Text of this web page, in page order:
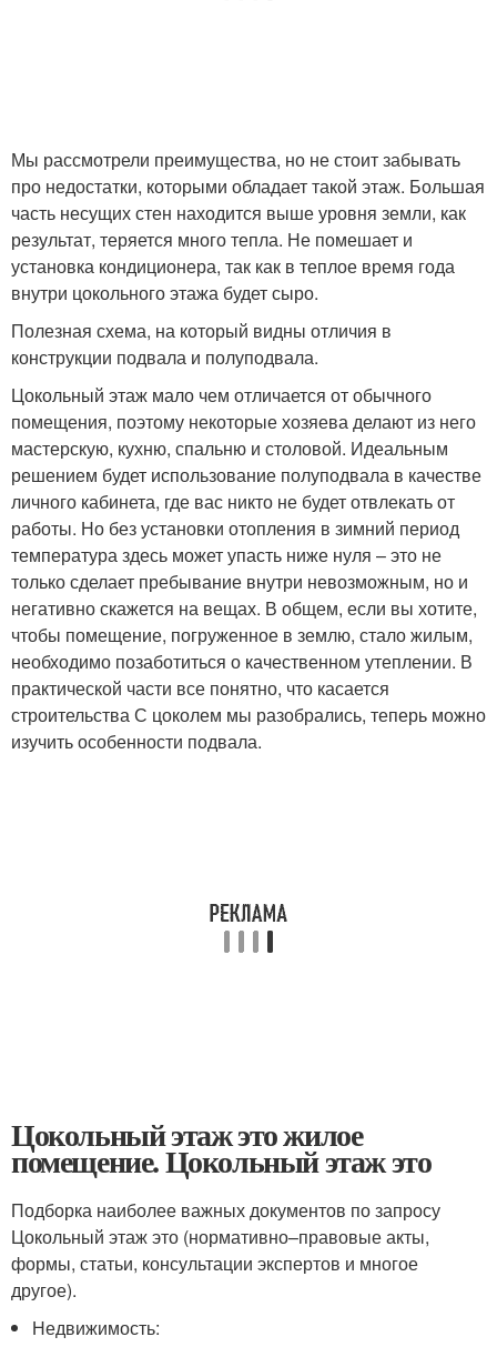
Мы рассмотрели преимущества, но не стоит забывать
про недостатки, которыми обладает такой этаж. Большая
часть несущих стен находится выше уровня земли, как
результат, теряется много тепла. Не помешает и
установка кондиционера, так как в теплое время года
внутри цокольного этажа будет сыро.
Полезная схема, на который видны отличия в
конструкции подвала и полуподвала.
Цокольный этаж мало чем отличается от обычного
помещения, поэтому некоторые хозяева делают из него
мастерскую, кухню, спальню и столовой. Идеальным
решением будет использование полуподвала в качестве
личного кабинета, где вас никто не будет отвлекать от
работы. Но без установки отопления в зимний период
температура здесь может упасть ниже нуля – это не
только сделает пребывание внутри невозможным, но и
негативно скажется на вещах. В общем, если вы хотите,
чтобы помещение, погруженное в землю, стало жилым,
необходимо позаботиться о качественном утеплении. В
практической части все понятно, что касается
строительства С цоколем мы разобрались, теперь можно
изучить особенности подвала.
Цокольный этаж это жилое
помещение. Цокольный этаж это
Подборка наиболее важных документов по запросу
Цокольный этаж это (нормативно–правовые акты,
формы, статьи, консультации экспертов и многое
другое).
Недвижимость: